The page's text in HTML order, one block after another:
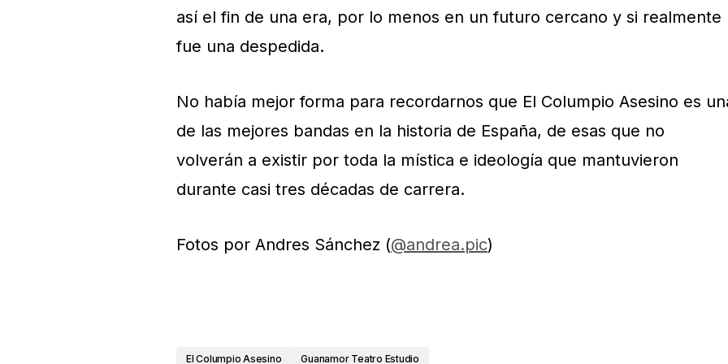
así el fin de una era, por lo menos en un futuro cercano y si realmente
fue una despedida.
No había mejor forma para recordarnos que El Columpio Asesino es
de las mejores bandas en la historia de España, de esas que no
volverán a existir por toda la mística e ideología que mantuvieron
durante casi tres décadas de carrera.
Fotos por Andres Sánchez (@andrea.pic)
El Columpio Asesino Guanamor Teatro Estudio